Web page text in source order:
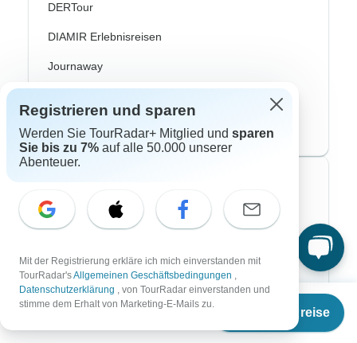
Termine & Preise
DERTour
DIAMIR Erlebnisreisen
Journaway
Abenteuerreisen
Fahrradreisen
Flusskreuzfahrten
Registrieren und sparen
Werden Sie TourRadar+ Mitglied und sparen
Sie bis zu 7% auf alle 50.000 unserer
Abenteuer.
Mit der Registrierung erkläre ich mich einverstanden mit
TourRadar'sAllgemeinen Geschäftsbedingungen ,
Datenschutzerklärung , von TourRadar einverstanden und
stimme dem Erhalt von Marketing-E-Mails zu.